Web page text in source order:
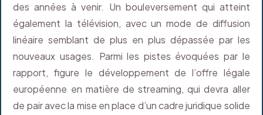
des années à venir. Un bouleversement qui atteint
également la télévision, avec un mode de diffusion
linéaire semblant de plus en plus dépassée par les
nouveaux usages. Parmi les pistes évoquées par le
rapport, figure le développement de l’offre légale
européenne en matière de streaming, qui devra aller
de pair avec la mise en place d’un cadre juridique solide